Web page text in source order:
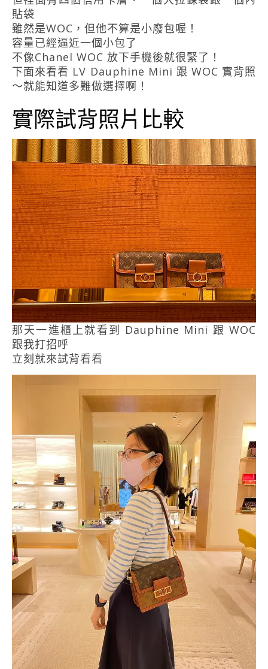
貼袋
雖然是WOC，但他不算是小廢包喔！
容量已經逼近一個小包了
不像Chanel WOC 放下手機後就很緊了！
下面來看看 LV Dauphine Mini 跟 WOC 實背照
～就能知道多難做選擇啊！
實際試背照片比較
那天一進櫃上就看到 Dauphine Mini 跟 WOC
跟我打招呼
立刻就來試背看看